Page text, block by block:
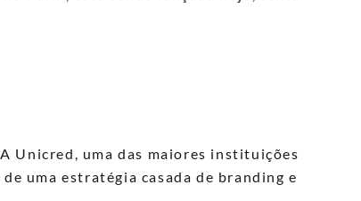
Unicred, uma das maiores instituições
uma estratégia casada de branding e